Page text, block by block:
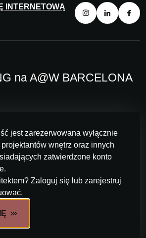
INTERNETOWĄ
na A@W BARCELONA
jest zarezerwowana wyłącznie
wnętrz oraz innych
zatwierdzone konto
Zaloguj się lub zarejestruj